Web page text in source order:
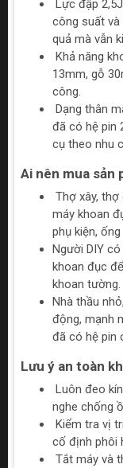
Lực đập
công suất và
quả mà vẫn
Khả năng
13mm, gỗ
công.
Dạng thân
đã có hệ pin
cụ theo nhu
Ai nên mua sản
Thợ xây,
máy khoan
phụ kiện, ống
Người DIY
khoan đục
khoan tường.
Nhà thầu
động, mạnh
đã có hệ pin
Lưu ý an toàn
Luôn đeo
nghe chống
Kiểm tra vị
cố định phôi
Tắt máy và